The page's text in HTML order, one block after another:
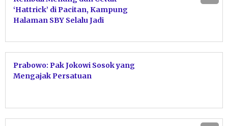
‘Hattrick’ di Pacitan, Kampung
Halaman SBY Selalu Jadi
Prabowo: Pak Jokowi Sosok yang
Mengajak Persatuan